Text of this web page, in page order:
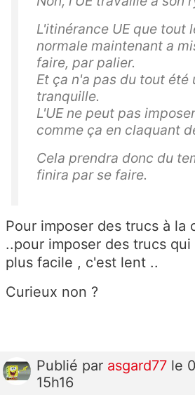
L'itinérance UE que tout
normale maintenant a
faire, par palier.
Et ça n'a pas du tout été
tranquille.
L'UE ne peut pas
comme ça en claquant
Cela prendra donc du
finira par se faire.
Pour imposer des trucs à la
..pour imposer des trucs
plus facile , c'est lent ..
Curieux non ?
Publié par asgard77 le
15h16